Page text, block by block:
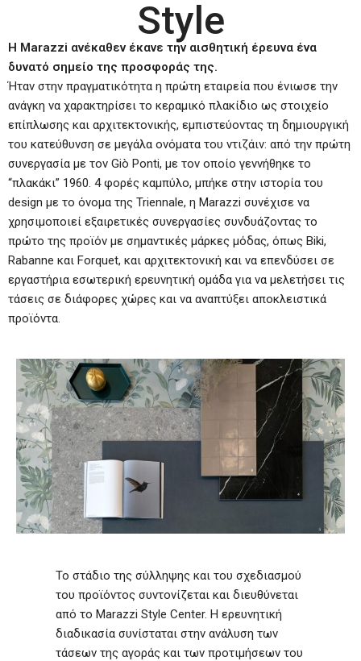
Style
Η Marazzi ανέκαθεν έκανε την αισθητική έρευνα ένα
δυνατό σημείο της προσφοράς της.
Ήταν στην πραγματικότητα η πρώτη εταιρεία που ένιωσε την
ανάγκη να χαρακτηρίσει το κεραμικό πλακίδιο ως στοιχείο
επίπλωσης και αρχιτεκτονικής, εμπιστεύοντας τη δημιουργική
του κατεύθυνση σε μεγάλα ονόματα του ντιζάιν: από την πρώτη
συνεργασία με τον Giò Ponti, με τον οποίο γεννήθηκε το
“πλακάκι” 1960. 4 φορές καμπύλο, μπήκε στην ιστορία του
design με το όνομα της Triennale, η Marazzi συνέχισε να
χρησιμοποιεί εξαιρετικές συνεργασίες συνδυάζοντας το
πρώτο της προϊόν με σημαντικές μάρκες μόδας, όπως Biki,
Rabanne και Forquet, και αρχιτεκτονική και να επενδύσει σε
εργαστήρια εσωτερική ερευνητική ομάδα για να μελετήσει τις
τάσεις σε διάφορες χώρες και να αναπτύξει αποκλειστικά
προϊόντα.
Το στάδιο της σύλληψης και του σχεδιασμού
του προϊόντος συντονίζεται και διευθύνεται
από το Marazzi Style Center. Η ερευνητική
διαδικασία συνίσταται στην ανάλυση των
τάσεων της αγοράς και των προτιμήσεων του